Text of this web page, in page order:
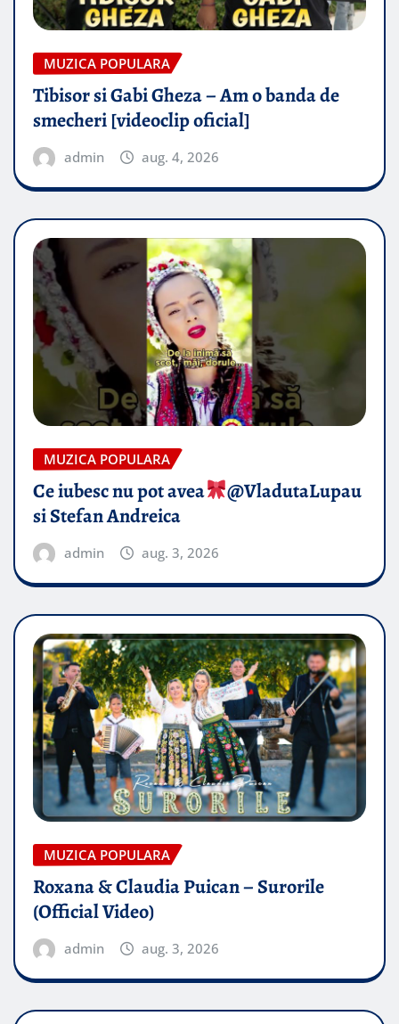
MUZICA POPULARA
Tibisor si Gabi Gheza – Am o banda de
smecheri [videoclip oficial]
admin aug. 4, 2026
MUZICA POPULARA
Ce iubesc nu pot avea
​@VladutaLupau
si Stefan Andreica
admin aug. 3, 2026
MUZICA POPULARA
Roxana & Claudia Puican – Surorile
(Official Video)
admin aug. 3, 2026